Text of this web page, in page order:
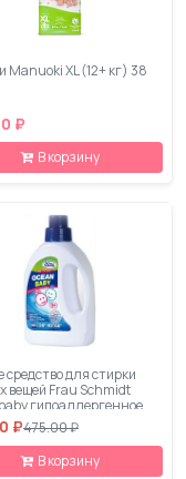
Manuoki XL (12+ кг) 38
₽
В корзину
средство для стирки
вещей Frau Schmidt
гипоаллергенное
₽475.00 ₽
В корзину